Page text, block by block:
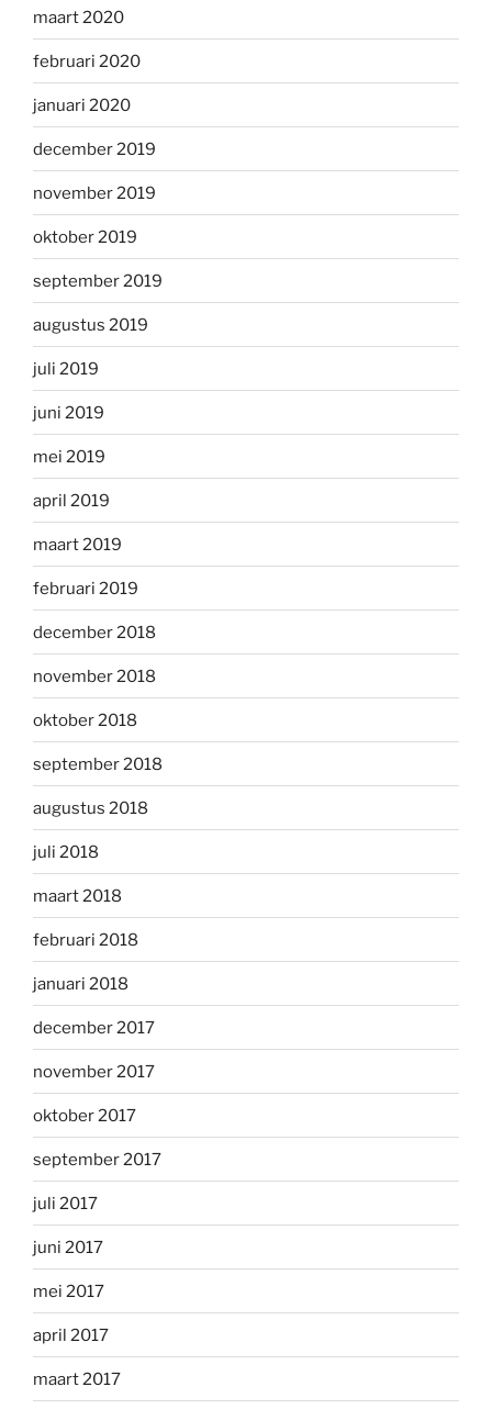
maart 2020
februari 2020
januari 2020
december 2019
november 2019
oktober 2019
september 2019
augustus 2019
juli 2019
juni 2019
mei 2019
april 2019
maart 2019
februari 2019
december 2018
november 2018
oktober 2018
september 2018
augustus 2018
juli 2018
maart 2018
februari 2018
januari 2018
december 2017
november 2017
oktober 2017
september 2017
juli 2017
juni 2017
mei 2017
april 2017
maart 2017